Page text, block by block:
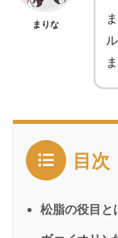
まりな
目次
松脂の役目と